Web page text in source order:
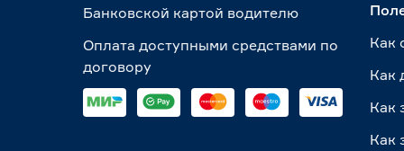
Банковской картой водителю
Оплата доступными средствами по
договору
Как
Как
Как
Как